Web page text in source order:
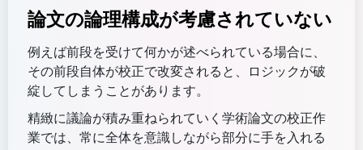
論文の論理構成が考慮されていない
例えば前段を受けて何かが述べられている場合に、
その前段自体が校正で改変されると、ロジックが破
綻してしまうことがあります。
精緻に議論が積み重ねられていく学術論文の校正作
業では、常に全体を意識しながら部分に手を入れる